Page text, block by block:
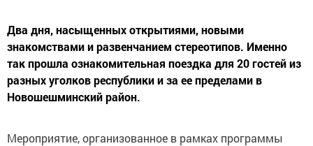
Два дня, насыщенных открытиями, новыми
знакомствами и развенчанием стереотипов. Именно
так прошла ознакомительная поездка для 20 гостей из
разных уголков республики и за ее пределами в
Новошешминский район.
Мероприятие, организованное в рамках программы